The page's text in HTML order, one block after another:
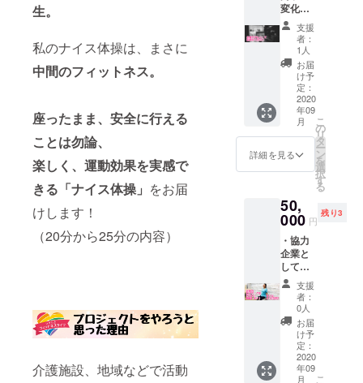
生。
私のナイス体操は、まさに
中間のフィットネス。
座ったまま、安全に行える
ことは勿論、
楽しく、運動効果を実感で
きる 「ナイス体操」 をお届
けします！
（20分から25分の内容）
介護施設、地域などで活動
異なる
場合が
ござい
ます。
※zoom
の使用
方法の
レク
チャー
は致し
す。イ
ンター
整い、
オンラ
イン通
信が使
用でき
る方の
リター
ン内容
となり
ます。
※プロ
ジェク
ト達
成、終
okで面
識を持
てます
と幸い
です。
備考欄
に、
「ご希
望され
る対談
の内
容」の
願い致
しま
す。 ※
対談の
zoom予
定は、
メー
ル、も
しくは
メッセ
ジャー
でお願
いしま
（健康
相談、
お仕事
相談な
ど） の
３点
セット
になり
ます。
※DVDの
お届け
は、９
す。 ※
ルピ
は、オ
レンジ
色かピ
ンク色
のいず
れかを
お届け
致しま
す。色
は勝手
ながら
変化」
御社の
企業モ
デルと
して、
撮影に
参加致
しま
す！撮
影いた
だいた
写真を
パンフ
や、
SNSな
どでご
自由に
発信で
きるプ
ランに
なりま
す。 ・
交通費
は別途
いただ
きま
す。 ※
支援
者：
1人
お届
け予
定：
2020
年09
月
詳細を見る
こ
の
リ
タ
ー
ン
を
選
択
す
る
50,
000 円
残り3
・協力
企業と
して御
社のロ
ゴマー
クを体
操の間
に3秒か
ら5秒程
度、掲
載いた
支援
者：
0人
お届
け予
定：
2020
年09
月
こ